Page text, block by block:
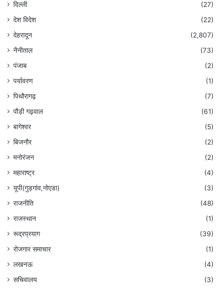
दिल्ली
(27)
देश विदेश
(22)
देहरादून
(2,807)
नैनीताल
(73)
पंजाब
(2)
पर्यावरण
(1)
पिथौरागढ़
(7)
पौड़ी गढ़वाल
(61)
बागेश्वर
(5)
बिजनौर
(2)
मनोरंजन
(2)
महाराष्ट्र
(4)
यूपी(गुड़गांव,नोएडा)
(3)
राजनीति
(48)
राजस्थान
(1)
रूद्रप्रयाग
(39)
रोजगार समाचार
(1)
लखनऊ
(4)
सचिवालय
(3)